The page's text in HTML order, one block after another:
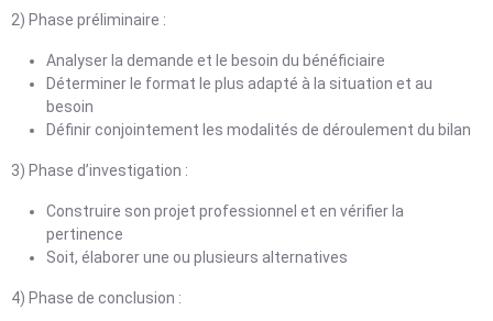
2) Phase préliminaire :
Analyser la demande et le besoin du bénéficiaire
Déterminer le format le plus adapté à la situation et au
besoin
Définir conjointement les modalités de déroulement du bilan
3) Phase d’investigation :
Construire son projet professionnel et en vérifier la
pertinence
Soit, élaborer une ou plusieurs alternatives
4) Phase de conclusion :